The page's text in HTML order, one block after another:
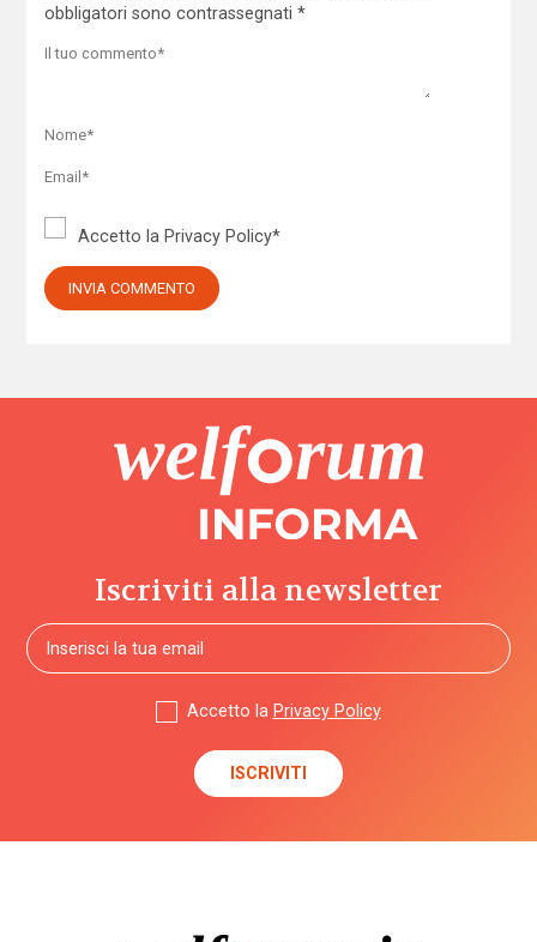
obbligatori sono contrassegnati *
Accetto la Privacy Policy*
Iscriviti alla newsletter
Accetto la Privacy Policy